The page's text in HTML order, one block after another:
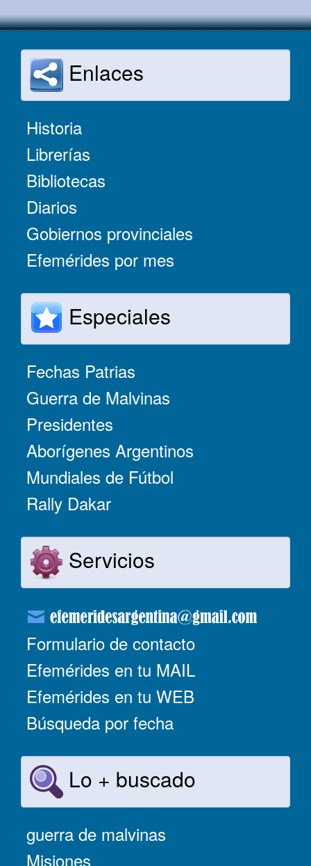
Enlaces
Historia
Librerías
Bibliotecas
Diarios
Gobiernos provinciales
Efemérides por mes
Especiales
Fechas Patrias
Guerra de Malvinas
Presidentes
Aborígenes Argentinos
Mundiales de Fútbol
Rally Dakar
Servicios
Formulario de contacto
Efemérides en tu MAIL
Efemérides en tu WEB
Búsqueda por fecha
Lo + buscado
guerra de malvinas
Misiones